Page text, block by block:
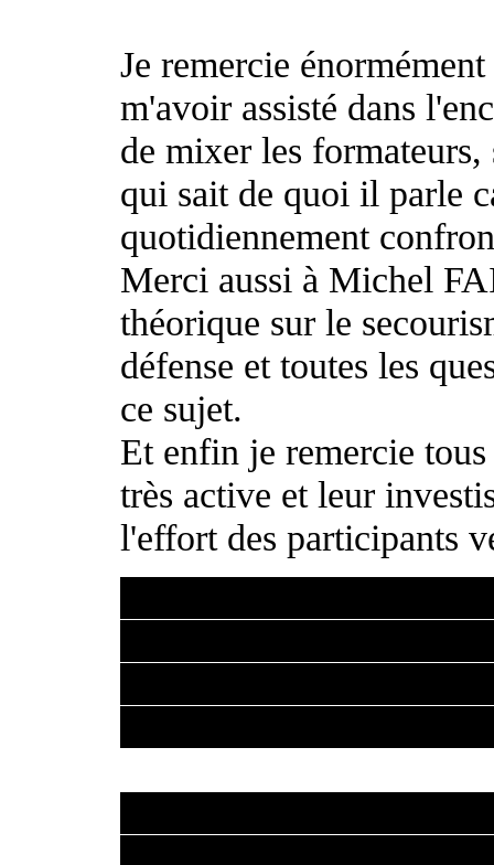
Je remercie
m'avoir assisté dans
de mixer les
qui sait de quoi il parle
quotidiennement
Merci aussi à Michel
théorique sur le
défense et toutes les
ce sujet.
Et enfin je remercie
très active et leur
l'effort des participants